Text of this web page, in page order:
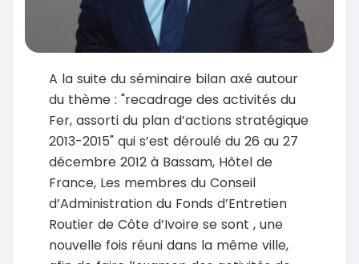
A la suite du séminaire bilan axé autour
du thème : "recadrage des activités du
Fer, assorti du plan d’actions stratégique
2013-2015" qui s’est déroulé du 26 au 27
décembre 2012 à Bassam, Hôtel de
France, Les membres du Conseil
d’Administration du Fonds d’Entretien
Routier de Côte d’Ivoire se sont , une
nouvelle fois réuni dans la même ville,